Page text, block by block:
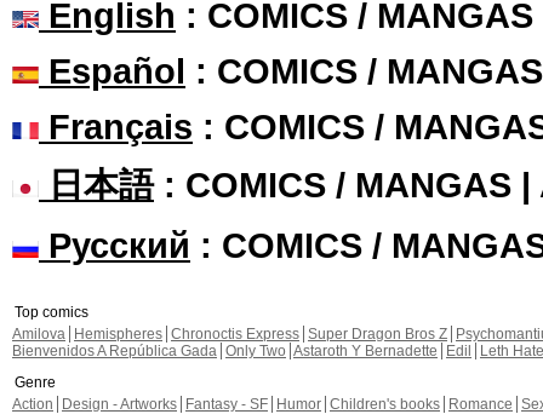
English : COMICS /
Español : COMICS /
Français : COMICS /
日本語: COMICS / MANGAS |
Русский : COMICS /
Top comics
Amilova
Hemispheres Chronoctis Express Super Dragon Bros Z
Bienvenidos A República Gada Only Two Astaroth Y Bernadette Edil
Leth Hate
Genre
Action
Design - Artworks Fantasy - SF Humor Children's books Romance